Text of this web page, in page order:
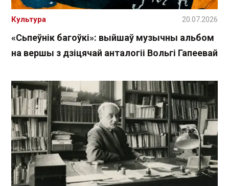
«Сьпеўнік багоўкі»: выйшаў музычны альбом
на вершы з дзіцячай анталогіі Вольгі Гапеевай
Культура 20.07.2026